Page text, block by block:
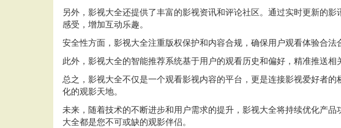
另外，影视大全还提供了丰富的影视资讯和评论社区。通过实时更新的
感受，增加互动乐趣。
安全性方面，影视大全注重版权保护和内容合规，确保用户观看体验合
此外，影视大全的智能推荐系统基于用户的观看历史和偏好，精准推送
总之，影视大全不仅是一个观看影视内容的平台，更是连接影视爱好者
化的观影天地。
未来，随着技术的不断进步和用户需求的提升，影视大全将持续优化产
大全都是您不可或缺的观影伴侣。